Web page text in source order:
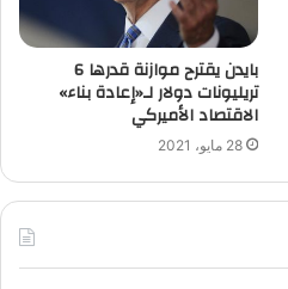
بايدن يقترح موازنة قدرها 6
تريليونات دولار لـ«إعادة بناء»
الاقتصاد الأميركي
28 مايو، 2021